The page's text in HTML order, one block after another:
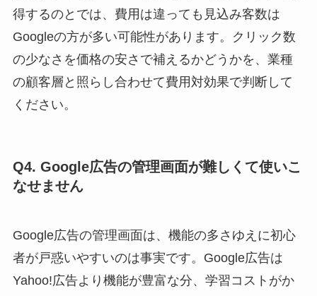
得するのとでは、費用は違っても見込み客数は
Googleの方が多い可能性があります。クリック数
の少なさを価格の安さで補えるかどうかを、業種
の顧客層と照らし合わせて費用対効果で判断して
ください。
Q4. Google広告の管理画面が難しくて使いこ
なせません
Google広告の管理画面は、機能の多さゆえに初心
者が戸惑いやすいのは事実です。Google広告は
Yahoo!広告より機能が豊富な分、学習コストがか